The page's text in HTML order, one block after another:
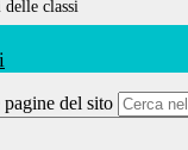
classi
del sito